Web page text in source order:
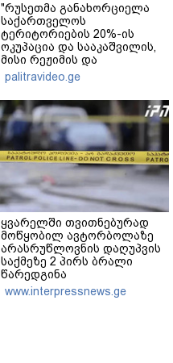
"რუსეთმა განახორციელა
საქართველოს
ტერიტორიების 20%-ის
ოკუპაცია და სააკაშვილის,
მისი რეჟიმის და
"ნაცმოძრაობის" ღალატი
ვერანაირად ვერ
გადაფარავს ამ
დანაშაულს" - ირაკლი
კობახიძე
palitravideo.ge
ყვარელში თვითნებურად
მოწყობილ ავტორბოლაზე
არასრუწლოვნის დაღუპვის
საქმეზე 2 პირს ბრალი
წარედგინა
www.interpressnews.ge